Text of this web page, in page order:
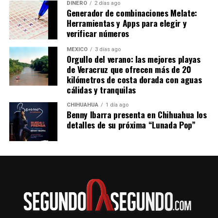
DINERO 2 días ago
Generador de combinaciones Melate:
Herramientas y Apps para elegir y
verificar números
MÉXICO 3 días ago
Orgullo del verano: las mejores playas
de Veracruz que ofrecen más de 20
kilómetros de costa dorada con aguas
cálidas y tranquilas
CHIHUAHUA 1 día ago
Benny Ibarra presenta en Chihuahua los
detalles de su próxima “Lunada Pop”